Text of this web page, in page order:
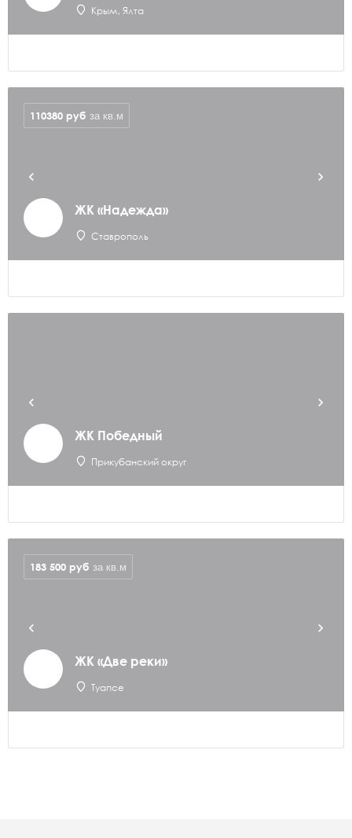
Крым, Ялта
ЖК «Надежда»
Ставрополь
110380 руб за кв.м
ЖК Победный
Прикубанский округ
ЖК «Две реки»
Туапсе
183 500 руб за кв.м